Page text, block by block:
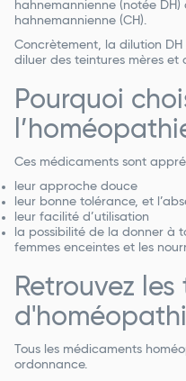
hahnemannienne (notée
hahnemannienne (CH).
Concrètement, la dilution
diluer des teintures mères et
Pourquoi
Ces médicaments sont
leur approche douce
leur bonne tolérance, et
leur facilité d’utilisation
la possibilité de la donner à
femmes enceintes et les
Retrouvez
Tous les médicaments
ordonnance.